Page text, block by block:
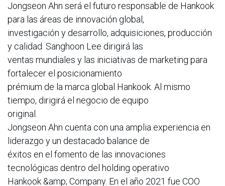
Jongseon Ahn será el futuro responsable de Hankook
para las áreas de innovación global,
investigación y desarrollo, adquisiciones, producción
y calidad. Sanghoon Lee dirigirá las
ventas mundiales y las iniciativas de marketing para
fortalecer el posicionamiento
prémium de la marca global Hankook. Al mismo
tiempo, dirigirá el negocio de equipo
original.
Jongseon Ahn cuenta con una amplia experiencia en
liderazgo y un destacado balance de
éxitos en el fomento de las innovaciones
tecnológicas dentro del holding operativo
Hankook &amp; Company. En el año 2021 fue COO